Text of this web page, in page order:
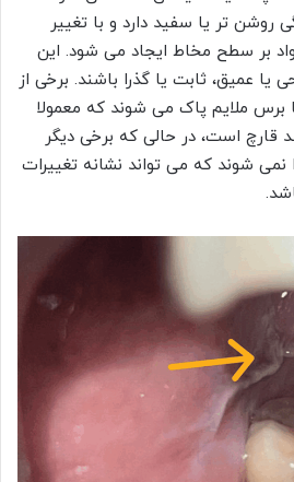
روشن تر یا سفید دارد و با تغییر
بر سطح مخاط ایجاد می شود. این
عمیق، ثابت یا گذرا باشند. برخی از
برس ملایم پاک می شوند که معمولا
قارچ است، در حالی که برخی دیگر
نمی شوند که می تواند نشانه تغییرات